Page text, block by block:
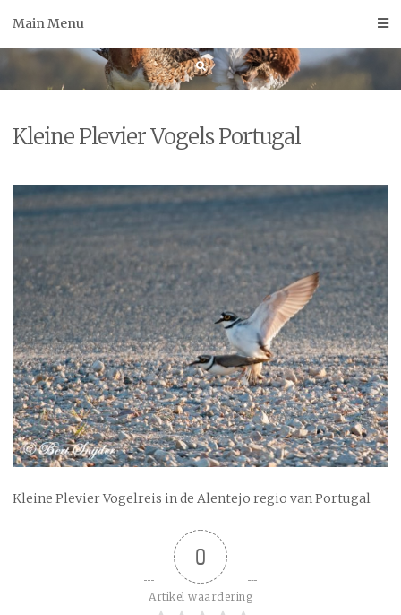
Main Menu
Kleine Plevier Vogels Portugal
Kleine Plevier Vogelreis in de Alentejo regio van Portugal
0
Artikel waardering